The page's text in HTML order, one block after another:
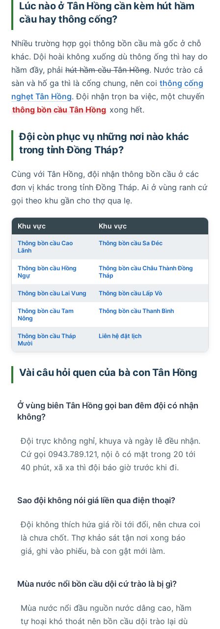
Lúc nào ở Tân Hồng cần kèm hút hầm
cầu hay thông cống?
Nhiều trường hợp gọi thông bồn cầu mà gốc ở chỗ
khác. Dội hoài không xuống dù thông ống thì hay do
hầm đầy, phải hút hầm cầu Tân Hồng. Nước trào cả
sàn và hố ga thì là cống chung, nên coi thông cống
nghẹt Tân Hồng. Đội nhận trọn ba việc, một chuyến
thông bồn cầu Tân Hồng xong hết.
Đội còn phục vụ những nơi nào khác
trong tỉnh Đồng Tháp?
Cùng với Tân Hồng, đội nhận thông bồn cầu ở các
đơn vị khác trong tỉnh Đồng Tháp. Ai ở vùng ranh cứ
gọi theo khu gần cho thợ qua lẹ.
Khu vực Khu vực
Thông bồn cầu Cao
Lãnh
Thông bồn cầu Sa Đéc
Thông bồn cầu Hồng
Ngự
Thông bồn cầu Châu Thành Đồng
Tháp
Thông bồn cầu Lai Vung Thông bồn cầu Lấp Vò
Thông bồn cầu Tam
Nông
Thông bồn cầu Thanh Bình
Thông bồn cầu Tháp
Mười
Liên hệ đặt lịch
Vài câu hỏi quen của bà con Tân Hồng
Ở vùng biên Tân Hồng gọi ban đêm đội có nhận
không?
Đội trực không nghỉ, khuya và ngày lễ đều nhận.
Cứ gọi 0943.789.121, nội ô có mặt trong 20 tới
40 phút, xã xa thì đội báo giờ trước khi đi.
Sao đội không nói giá liền qua điện thoại?
Đội không thích hứa giá rồi tới đổi, nên chưa coi
là chưa chốt. Thợ khảo sát tận nơi xong báo
giá, ghi vào phiếu, bà con gật mới làm.
Mùa nước nổi bồn cầu dội cứ trào là bị gì?
Mùa nước nổi đầu nguồn nước dâng cao, hầm
tự hoại khó thoát nên bồn cầu dội trào lại dù